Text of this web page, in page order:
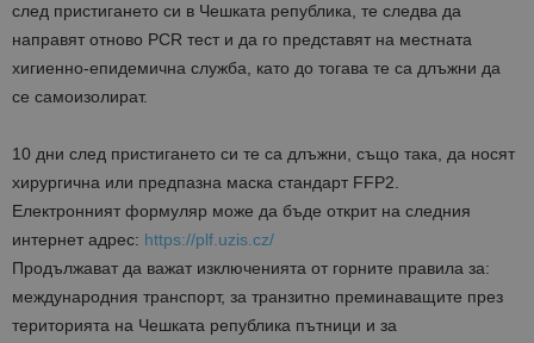
след пристигането си в Чешката република, те следва да
направят отново PCR тест и да го представят на местната
хигиенно-епидемична служба, като до тогава те са длъжни да
се самоизолират.
10 дни след пристигането си те са длъжни, също така, да носят
хирургична или предпазна маска стандарт FFP2.
Електронният формуляр може да бъде открит на следния
интернет адрес: https://plf.uzis.cz/
Продължават да важат изключенията от горните правила за:
международния транспорт, за транзитно преминаващите през
територията на Чешката република пътници и за